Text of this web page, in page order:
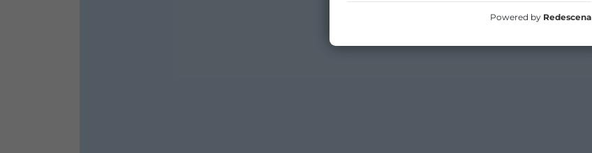
Powered by Redescena